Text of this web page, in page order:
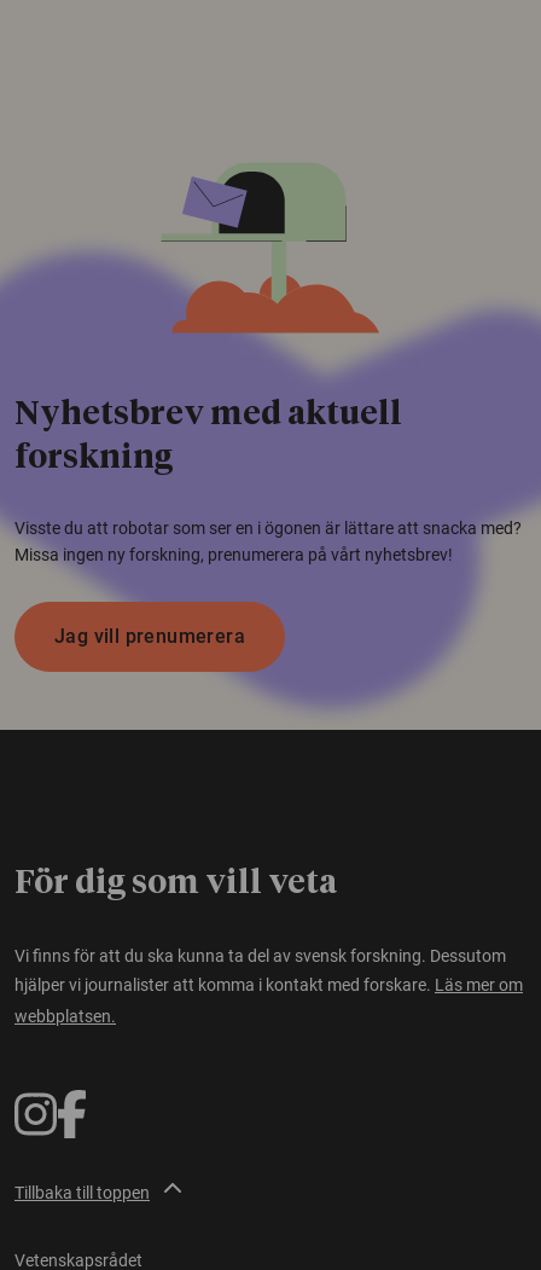
Nyhetsbrev med aktuell
forskning
Visste du att robotar som ser en i ögonen är lättare att snacka med?
Missa ingen ny forskning, prenumerera på vårt nyhetsbrev!
Jag vill prenumerera
För dig som vill veta
Vi finns för att du ska kunna ta del av svensk forskning. Dessutom
hjälper vi journalister att komma i kontakt med forskare. Läs mer om
webbplatsen.
Tillbaka till toppen
Vetenskapsrådet